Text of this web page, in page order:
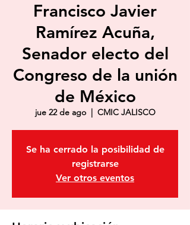
Francisco Javier
Ramírez Acuña,
Senador electo del
Congreso de la unión
de México
jue 22 de ago
  |
CMIC JALISCO
Se ha cerrado la posibilidad de
registrarse
Ver otros eventos